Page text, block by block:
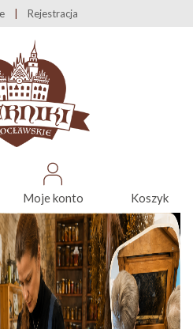
Rejestracja
Moje konto Koszyk